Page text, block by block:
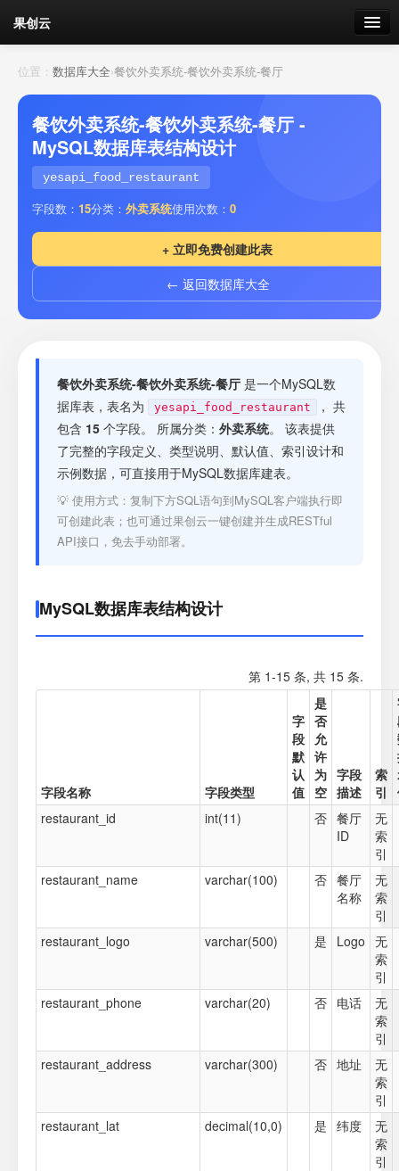
果创云
数据表单
API接口
云存储
流量 剩余接口流量
套餐
接口测试
位置： 数据库大全›餐饮外卖系统-餐饮外卖系统-餐厅
餐饮外卖系统-餐饮外卖系统-餐厅 -
MySQL数据库表结构设计
yesapi_food_restaurant
字段数： 15分类： 外卖系统使用次数： 0
+ 立即免费创建此表
← 返回数据库大全
餐饮外卖系统-餐饮外卖系统-餐厅 是一个MySQL数
据库表，表名为
yesapi_food_restaurant
， 共
包含 15 个字段。 所属分类： 外卖系统。 该表提供
了完整的字段定义、类型说明、默认值、索引设计和
示例数据，可直接用于MySQL数据库建表。
💡 使用方式：复制下方SQL语句到MySQL客户端执行即
可创建此表；也可通过果创云一键创建并生成RESTful
API接口，免去手动部署。
MySQL数据库表结构设计
第 1-15 条, 共 15 条.
字段名称 字段类型
字
段
默
认
值
是
否
允
许
为
空
字段
描述
索
引
restaurant_id
int(11) 否 餐厅
ID
无
索
引
restaurant_name
varchar(100) 否 餐厅
名称
无
索
引
restaurant_logo
varchar(500) 是 Logo 无
索
引
restaurant_phone
varchar(20) 否 电话
无
索
引
restaurant_address
varchar(300) 否 地址
无
索
引
restaurant_lat
decimal(10,0) 是 纬度
无
索
引